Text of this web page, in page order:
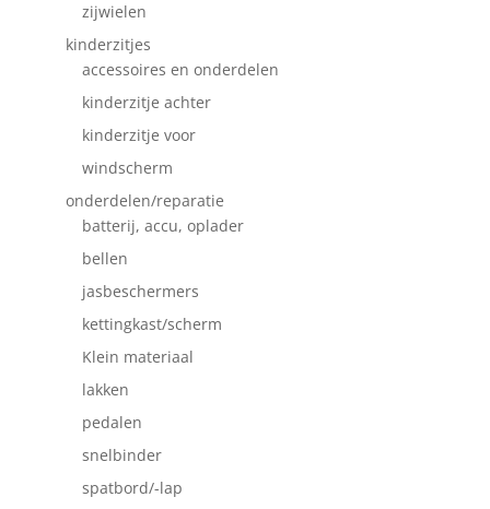
zijwielen
kinderzitjes
accessoires en onderdelen
kinderzitje achter
kinderzitje voor
windscherm
onderdelen/reparatie
batterij, accu, oplader
bellen
jasbeschermers
kettingkast/scherm
Klein materiaal
lakken
pedalen
snelbinder
spatbord/-lap